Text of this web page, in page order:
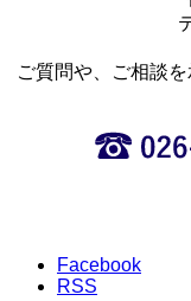
ご質問や、ご相談
Facebook
RSS